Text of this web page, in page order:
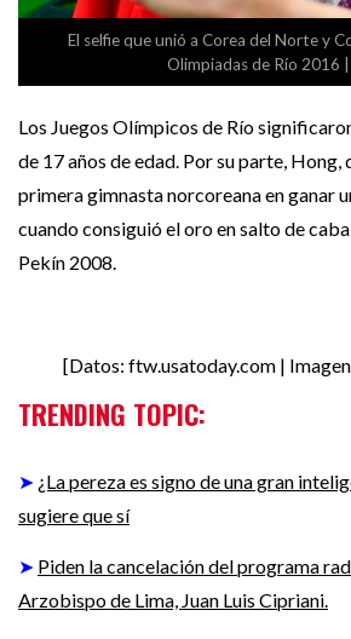
El selfie que unió a Corea del Norte y
Olimpiadas de Río 2016
Los Juegos Olímpicos de Río
de 17 años de edad. Por su parte, Hong,
primera gimnasta norcoreana en ganar
cuando consiguió el oro en salto de
Pekín 2008.
[Datos: ftw.usatoday.com |
TRENDING TOPIC:
➤ ¿La pereza es signo de una gran
sugiere que sí
➤ Piden la cancelación del programa
Arzobispo de Lima, Juan Luis Cipriani.